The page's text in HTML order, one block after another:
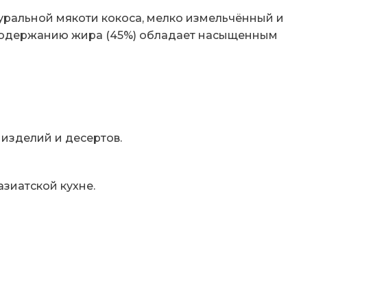
мякоти кокоса, мелко измельчённый и
жира (45%) обладает насыщенным
и десертов.
кухне.